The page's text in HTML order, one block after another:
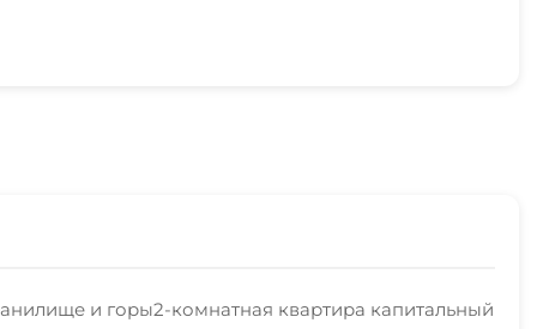
и горы2-комнатная квартира капитальный